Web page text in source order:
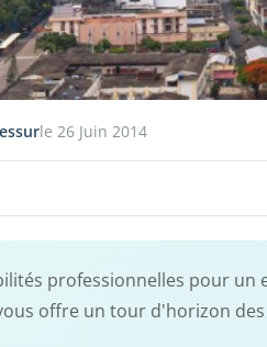
le 26 Juin 2014
professionnelles pour un
offre un tour d'horizon